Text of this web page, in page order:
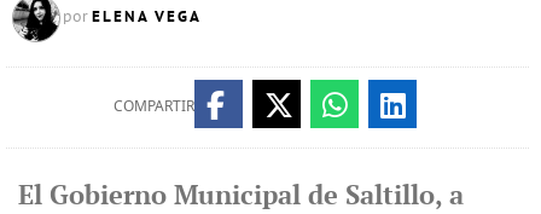
por ELENA VEGA
COMPARTIR
El Gobierno Municipal de Saltillo, a